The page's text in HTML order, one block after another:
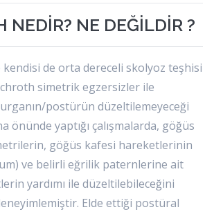
NEDİR? NE DEĞİLDİR ?
kendisi de orta dereceli skolyoz teşhisi
simetrik egzersizler ile
postürün düzeltilemeyeceği
önünde yaptığı çalışmalarda, göğüs
göğüs kafesi hareketlerinin
ve belirli eğrilik paternlerine ait
yardımı ile düzeltilebileceğini
Elde ettiği postüral